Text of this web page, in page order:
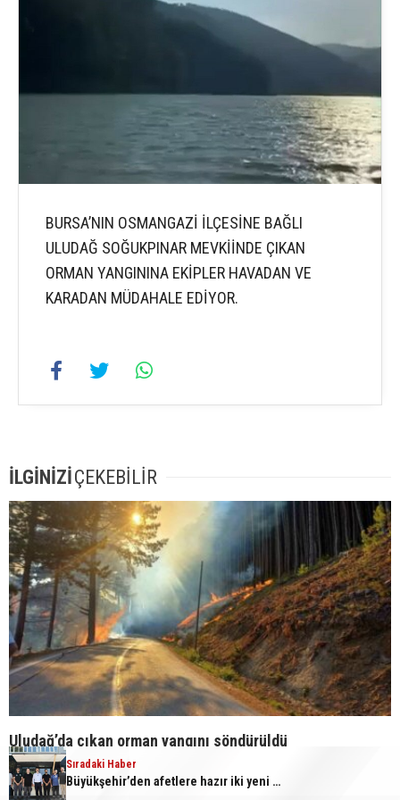
BURSA’NIN OSMANGAZİ İLÇESİNE BAĞLI
ULUDAĞ SOĞUKPINAR MEVKİİNDE ÇIKAN
ORMAN YANGININA EKİPLER HAVADAN VE
KARADAN MÜDAHALE EDİYOR.
İLGİNİZİÇEKEBİLİR
Uludağ’da çıkan orman yangını söndürüldü
Sıradaki Haber
Büyükşehir’den afetlere hazır iki yeni mobil araç